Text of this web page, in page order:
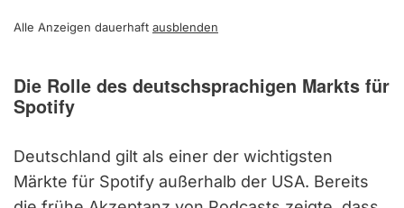
Alle Anzeigen dauerhaft ausblenden
Die Rolle des deutschsprachigen Markts für
Spotify
Deutschland gilt als einer der wichtigsten
Märkte für Spotify außerhalb der USA. Bereits